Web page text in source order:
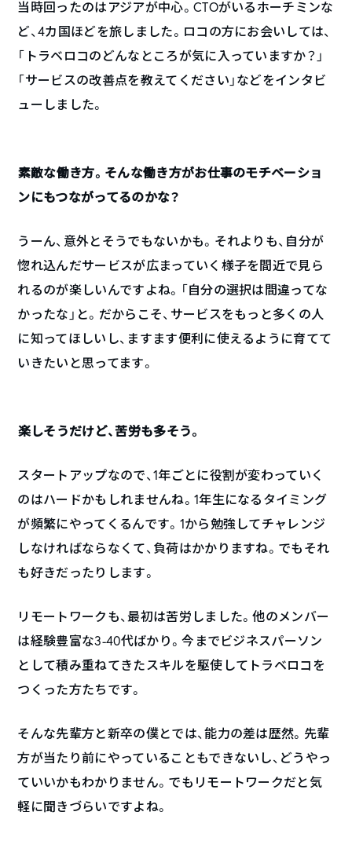
当時回ったのはアジアが中心。CTOがいるホーチミンな
ど、4カ国ほどを旅しました。ロコの方にお会いしては、
「トラベロコのどんなところが気に入っていますか？」
「サービスの改善点を教えてください」などをインタビ
ューしました。
――素敵な働き方。そんな働き方がお仕事のモチベーショ
ンにもつながってるのかな？
うーん、意外とそうでもないかも。それよりも、自分が
惚れ込んだサービスが広まっていく様子を間近で見ら
れるのが楽しいんですよね。「自分の選択は間違ってな
かったな」と。だからこそ、サービスをもっと多くの人
に知ってほしいし、ますます便利に使えるように育てて
いきたいと思ってます。
――楽しそうだけど、苦労も多そう。
スタートアップなので、1年ごとに役割が変わっていく
のはハードかもしれませんね。1年生になるタイミング
が頻繁にやってくるんです。1から勉強してチャレンジ
しなければならなくて、負荷はかかりますね。でもそれ
も好きだったりします。
リモートワークも、最初は苦労しました。他のメンバー
は経験豊富な3-40代ばかり。今までビジネスパーソン
として積み重ねてきたスキルを駆使してトラベロコを
つくった方たちです。
そんな先輩方と新卒の僕とでは、能力の差は歴然。先輩
方が当たり前にやっていることもできないし、どうやっ
ていいかもわかりません。でもリモートワークだと気
軽に聞きづらいですよね。